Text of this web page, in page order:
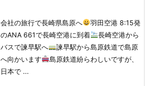
会社の旅行で長崎県島原へ
羽田空港 8:15発
のANA 661で長崎空港に到着
長崎空港から
バスで諫早駅へ
諫早駅から島原鉄道で島原
へ向かいます
島原鉄道紛らわしいですが、
日本で ...